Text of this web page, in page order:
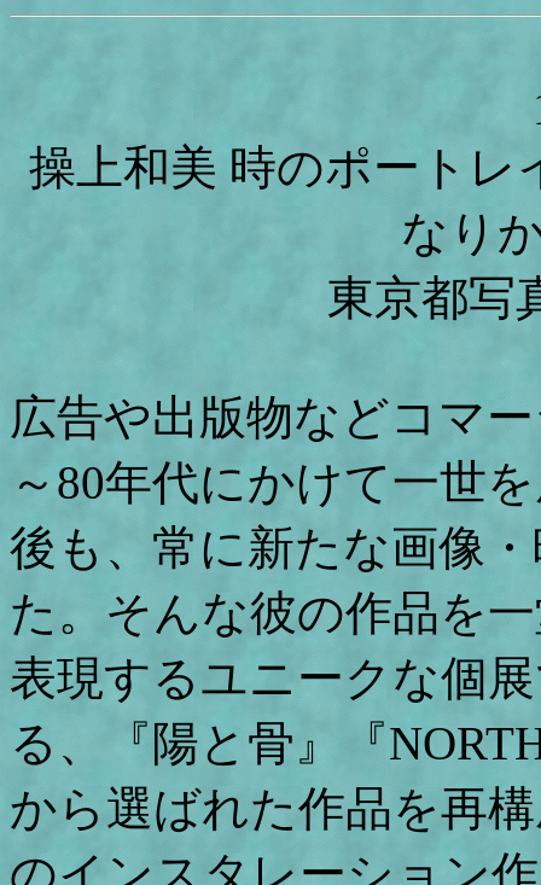
操上和美 時のポート
なり
東京都写
広告や出版物などコマ
～80年代にかけて一世
後も、常に新たな画像
た。そんな彼の作品を
表現するユニークな個
る、『陽と骨』『
から選ばれた作品を再
のインスタレーション